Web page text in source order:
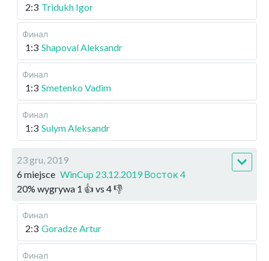
2:3 Tridukh Igor
Финал
1:3 Shapoval Aleksandr
Финал
1:3 Smetenko Vadim
Финал
1:3 Sulym Aleksandr
23 gru, 2019
6 miejsce WinCup 23.12.2019 Восток 4
20% wygrywa 1 👍 vs 4👎
Финал
2:3 Goradze Artur
Финал